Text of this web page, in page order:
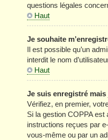
questions légales
Haut
Je souhaite
Il est possible qu’un
interdit le nom
Haut
Je suis enregistré
Vérifiez, en premier,
Si la gestion COPPA
instructions reçues par
vous-même ou par un